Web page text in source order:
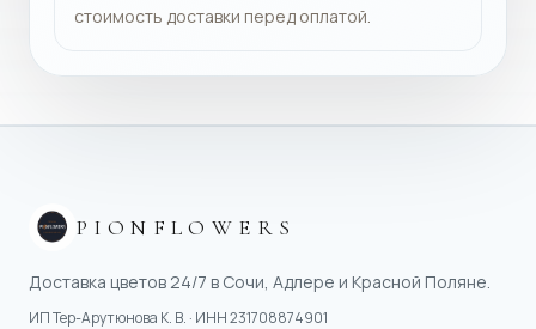
стоимость доставки перед оплатой.
PIONFLOWERS
Доставка цветов 24/7 в Сочи, Адлере и Красной Поляне.
ИП Тер-Арутюнова К. В. · ИНН231708874901